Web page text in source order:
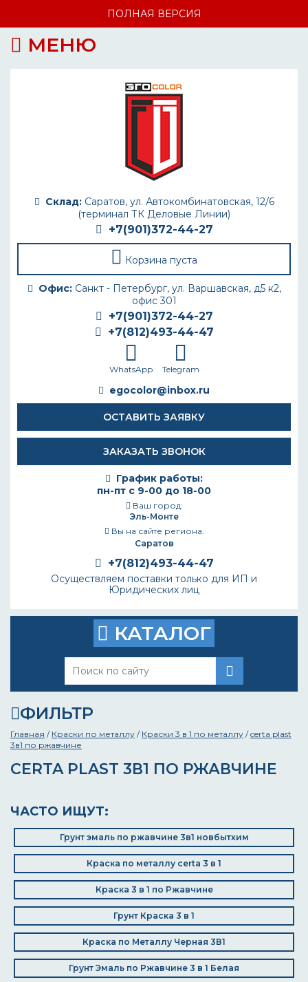
ПОЛНАЯ ВЕРСИЯ
МЕНЮ
Склад:Саратов, ул. Автокомбинатовская, 12/6
(терминал ТК Деловые Линии)
+7(901)372-44-27
Корзина пуста
Офис:Санкт - Петербург, ул. Варшавская, д5 к2,
офис 301
+7(901)372-44-27
+7(812)493-44-47
WhatsApp Telegram
egocolor@inbox.ru
ОСТАВИТЬ ЗАЯВКУ
ЗАКАЗАТЬ ЗВОНОК
График работы:
пн-пт с 9-00 до 18-00
Ваш город:
Эль-Монте
Вы на сайте региона:
Саратов
+7(812)493-44-47
Осуществляем поставки только для ИП и
Юридических лиц
КАТАЛОГ
ФИЛЬТР
Главная / Краски по металлу / Краски 3 в 1 по металлу /certa plast
3в1 по ржавчине
CERTA PLAST 3В1 ПО РЖАВЧИНЕ
ЧАСТО ИЩУТ:
Грунт эмаль по ржавчине 3в1 новбытхим
Краска по металлу certa 3 в 1
Краска 3 в 1 по Ржавчине
Грунт Краска 3 в 1
Краска по Металлу Черная 3В1
Грунт Эмаль по Ржавчине 3 в 1 Белая